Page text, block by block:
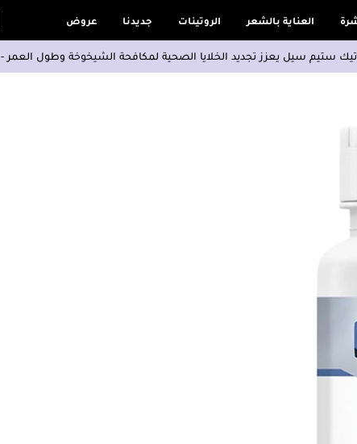
العناية بالشعر الروتينات جديدنا عروض
سيل يعزز تجديد الخلايا الصحية لمكافحة الشيخوخة وطول العمر - 60 كبسولة نباتية